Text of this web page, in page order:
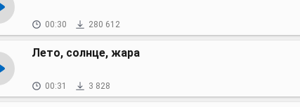
00:30 280 612
Лето, солнце, жара
00:31 3 828